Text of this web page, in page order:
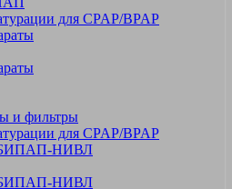
для CPAP/BPAP
и фильтры
для CPAP/BPAP
НИВЛ
НИВЛ